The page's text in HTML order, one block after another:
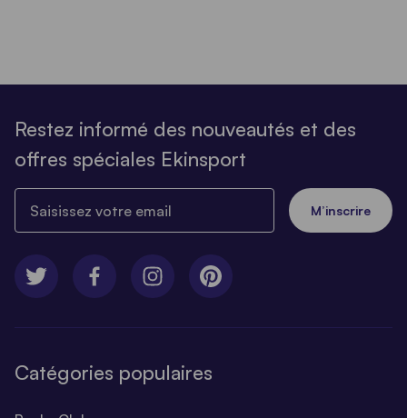
Restez informé des nouveautés et des
offres spéciales Ekinsport
M’inscrire
Catégories populaires